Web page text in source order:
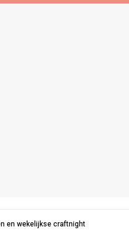
en wekelijkse craftnight